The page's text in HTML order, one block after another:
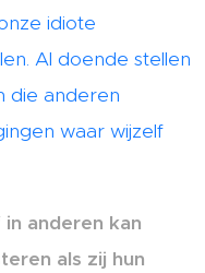
idiote
Al doende stellen
die anderen
waar wijzelf
anderen kan
als zij hun